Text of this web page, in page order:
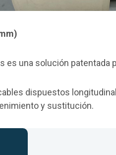
es una solución patentada
dispuestos
y sustitución.